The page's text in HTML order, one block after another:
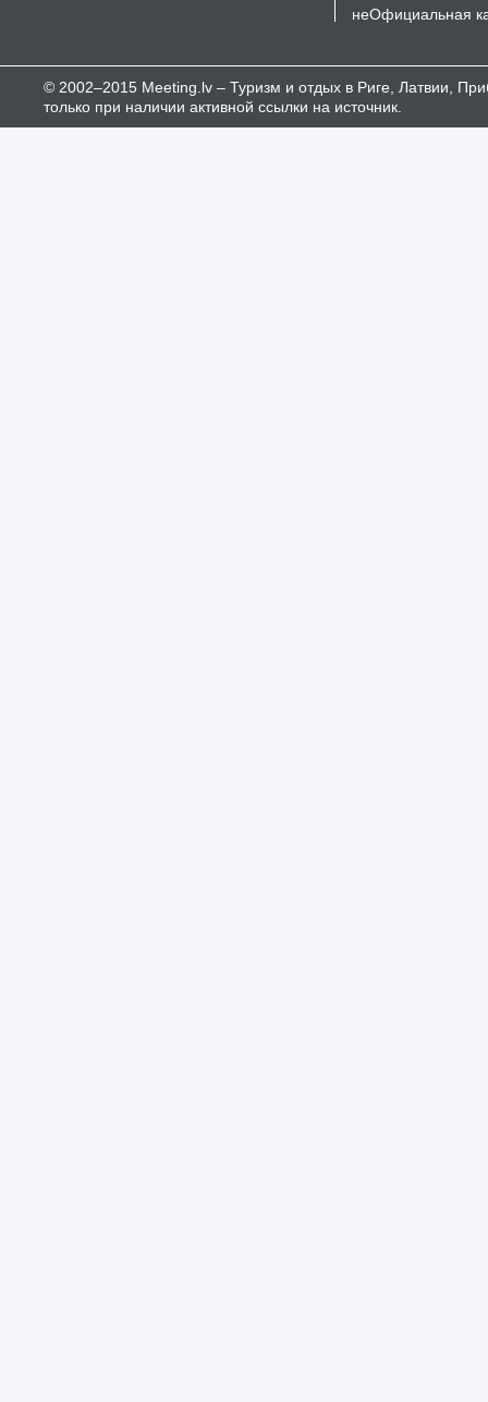
неОфициальная
© 2002–2015 Meeting.lv – Туризм и отдых в Риге, Латвии,
только при наличии активной ссылки на источник.